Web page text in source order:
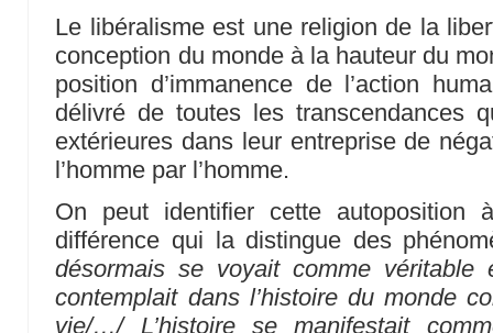
Le libéralisme est une religion de la
conception du monde à la hauteur du
position d’immanence de l’action
délivré de toutes les transcendances
extérieures dans leur entreprise de
l’homme par l’homme.
On peut identifier cette autoposition
différence qui la distingue des
désormais se voyait comme
contemplait dans l’histoire du monde
vie/…/ L’histoire se manifestait